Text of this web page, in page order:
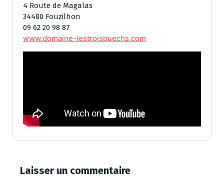
4 Route de Magalas
34480 Fouzilhon
09 62 20 98 87
www.domaine-lestroispuechs.com
Laisser un commentaire